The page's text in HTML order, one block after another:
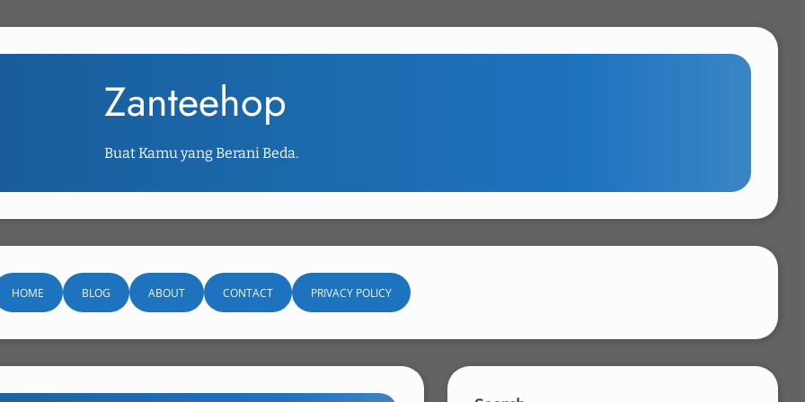
Zanteehop
Buat Kamu yang Berani Beda.
HOME BLOG ABOUT CONTACT PRIVACY POLICY